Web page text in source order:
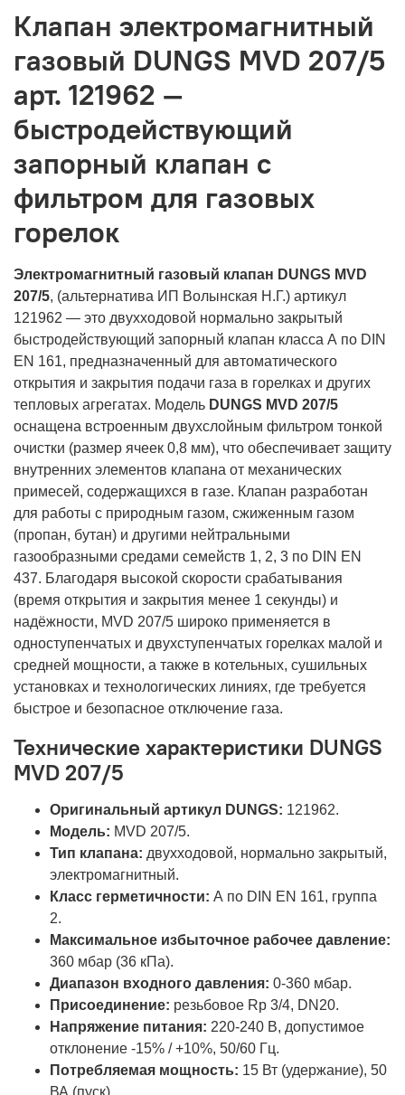
Клапан электромагнитный
газовый DUNGS MVD 207/5
арт. 121962 —
быстродействующий
запорный клапан с
фильтром для газовых
горелок
Электромагнитный газовый клапан DUNGS MVD
207/5, (альтернатива ИП Волынская Н.Г.) артикул
121962 — это двухходовой нормально закрытый
быстродействующий запорный клапан класса А по DIN
EN 161, предназначенный для автоматического
открытия и закрытия подачи газа в горелках и других
тепловых агрегатах. Модель DUNGS MVD 207/5
оснащена встроенным двухслойным фильтром тонкой
очистки (размер ячеек 0,8 мм), что обеспечивает защиту
внутренних элементов клапана от механических
примесей, содержащихся в газе. Клапан разработан
для работы с природным газом, сжиженным газом
(пропан, бутан) и другими нейтральными
газообразными средами семейств 1, 2, 3 по DIN EN
437. Благодаря высокой скорости срабатывания
(время открытия и закрытия менее 1 секунды) и
надёжности, MVD 207/5 широко применяется в
одноступенчатых и двухступенчатых горелках малой и
средней мощности, а также в котельных, сушильных
установках и технологических линиях, где требуется
быстрое и безопасное отключение газа.
Технические характеристики DUNGS
MVD 207/5
Оригинальный артикул DUNGS: 121962.
Модель: MVD 207/5.
Тип клапана: двухходовой, нормально закрытый,
электромагнитный.
Класс герметичности: А по DIN EN 161, группа
2.
Максимальное избыточное рабочее давление:
360 мбар (36 кПа).
Диапазон входного давления: 0-360 мбар.
Присоединение: резьбовое Rp 3/4, DN20.
Напряжение питания: 220-240 В, допустимое
отклонение -15% / +10%, 50/60 Гц.
Потребляемая мощность: 15 Вт (удержание), 50